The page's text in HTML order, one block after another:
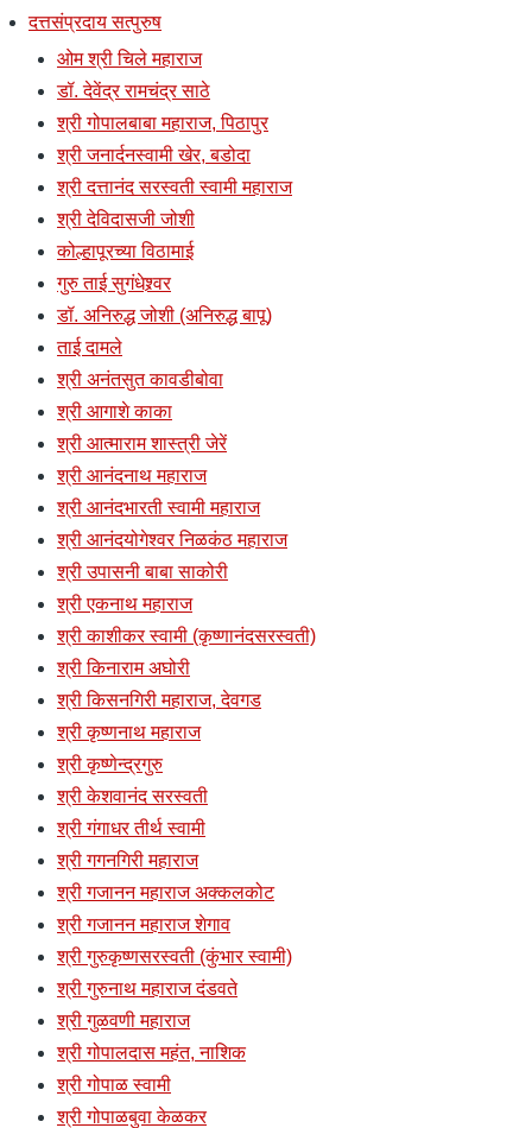
दत्तसंप्रदाय सत्पुरुष
ओम श्री चिले महाराज
डॉ. देवेंद्र रामचंद्र साठे
श्री गोपालबाबा महाराज, पिठापुर
श्री जनार्दनस्वामी खेर, बडोदा
श्री दत्तानंद सरस्वती स्वामी महाराज
श्री देविदासजी जोशी
कोल्हापूरच्या विठामाई
गुरु ताई सुगंधेश्र्वर
डॉ. अनिरुद्ध जोशी (अनिरुद्ध बापू)
ताई दामले
श्री अनंतसुत कावडीबोवा
श्री आगाशे काका
श्री आत्माराम शास्त्री जेरें
श्री आनंदनाथ महाराज
श्री आनंदभारती स्वामी महाराज
श्री आनंदयोगेश्वर निळकंठ महाराज
श्री उपासनी बाबा साकोरी
श्री एकनाथ महाराज
श्री काशीकर स्वामी (कृष्णानंदसरस्वती)
श्री किनाराम अघोरी
श्री किसनगिरी महाराज, देवगड
श्री कृष्णनाथ महाराज
श्री कृष्णेन्द्रगुरु
श्री केशवानंद सरस्वती
श्री गंगाधर तीर्थ स्वामी
श्री गगनगिरी महाराज
श्री गजानन महाराज अक्कलकोट
श्री गजानन महाराज शेगाव
श्री गुरुकृष्णसरस्वती (कुंभार स्वामी)
श्री गुरुनाथ महाराज दंडवते
श्री गुळवणी महाराज
श्री गोपालदास महंत, नाशिक
श्री गोपाळ स्वामी
श्री गोपाळबुवा केळकर